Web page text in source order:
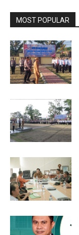
MOST POPULAR